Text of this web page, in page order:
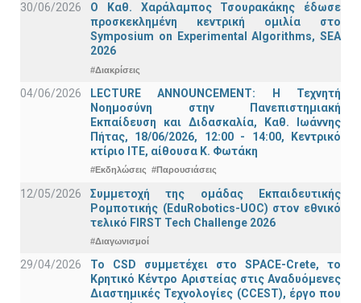
30/06/2026
Ο Καθ. Χαράλαμπος Τσουρακάκης έδωσε
προσκεκλημένη κεντρική ομιλία στο
Symposium on Experimental Algorithms, SEA
2026
#Διακρίσεις
04/06/2026
LECTURE ANNOUNCEMENT: Η Τεχνητή
Νοημοσύνη στην Πανεπιστημιακή
Εκπαίδευση και Διδασκαλία, Καθ. Ιωάννης
Πήτας, 18/06/2026, 12:00 - 14:00, Κεντρικό
κτίριο ΙΤΕ, αίθουσα Κ. Φωτάκη
#Εκδηλώσεις #Παρουσιάσεις
12/05/2026
Συμμετοχή της ομάδας Εκπαιδευτικής
Ρομποτικής (EduRobotics-UOC) στον εθνικό
τελικό FIRST Tech Challenge 2026
#Διαγωνισμοί
29/04/2026
Το CSD συμμετέχει στο SPACE-Crete, το
Κρητικό Κέντρο Αριστείας στις Αναδυόμενες
Διαστημικές Τεχνολογίες (CCEST), έργο που